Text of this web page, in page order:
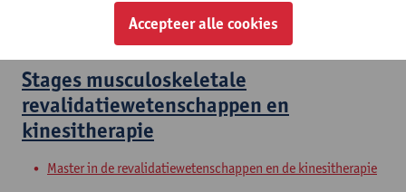
neurological conditions
Stages musculoskeletale
revalidatiewetenschappen en
kinesitherapie
Master in de revalidatiewetenschappen en de kinesitherapie
Accepteer alle cookies